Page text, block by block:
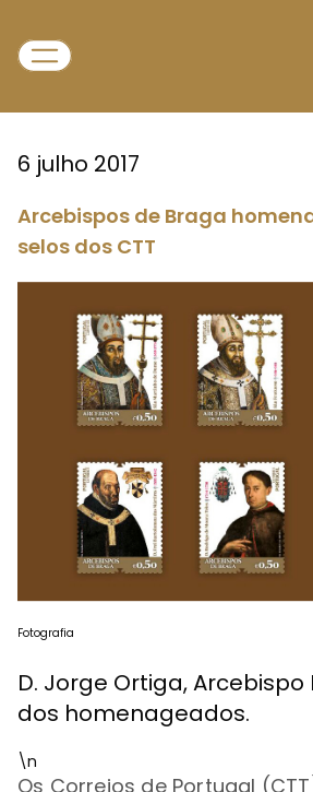
6 julho 2017
Arcebispos de Braga
selos dos CTT
Fotografia
D. Jorge Ortiga, Arcebispo
dos homenageados.
\n
Os Correios de Portugal